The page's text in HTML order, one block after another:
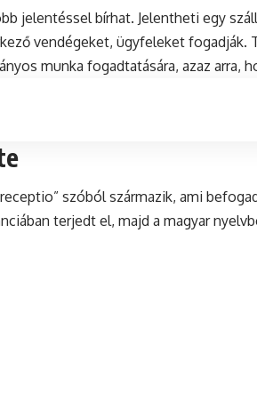
jelentéssel bírhat. Jelentheti egy
vendégeket, ügyfeleket fogadják.
munka fogadtatására, azaz arra,
szóból származik, ami
terjedt el, majd a magyar